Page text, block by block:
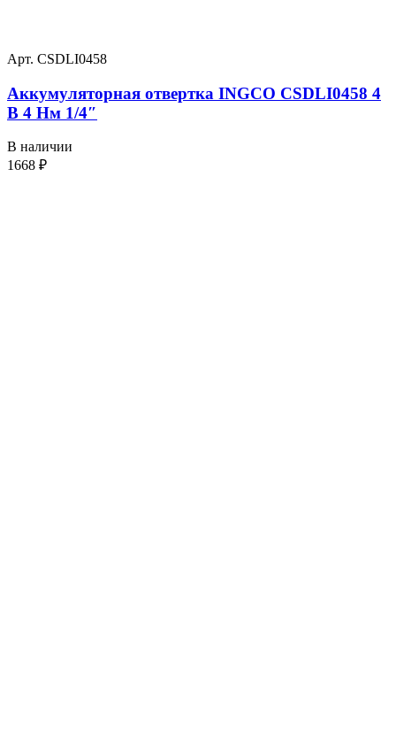
Арт. CSDLI0458
Аккумуляторная отвертка INGCO CSDLI0458 4
В 4 Нм 1/4″
В наличии
1668 ₽